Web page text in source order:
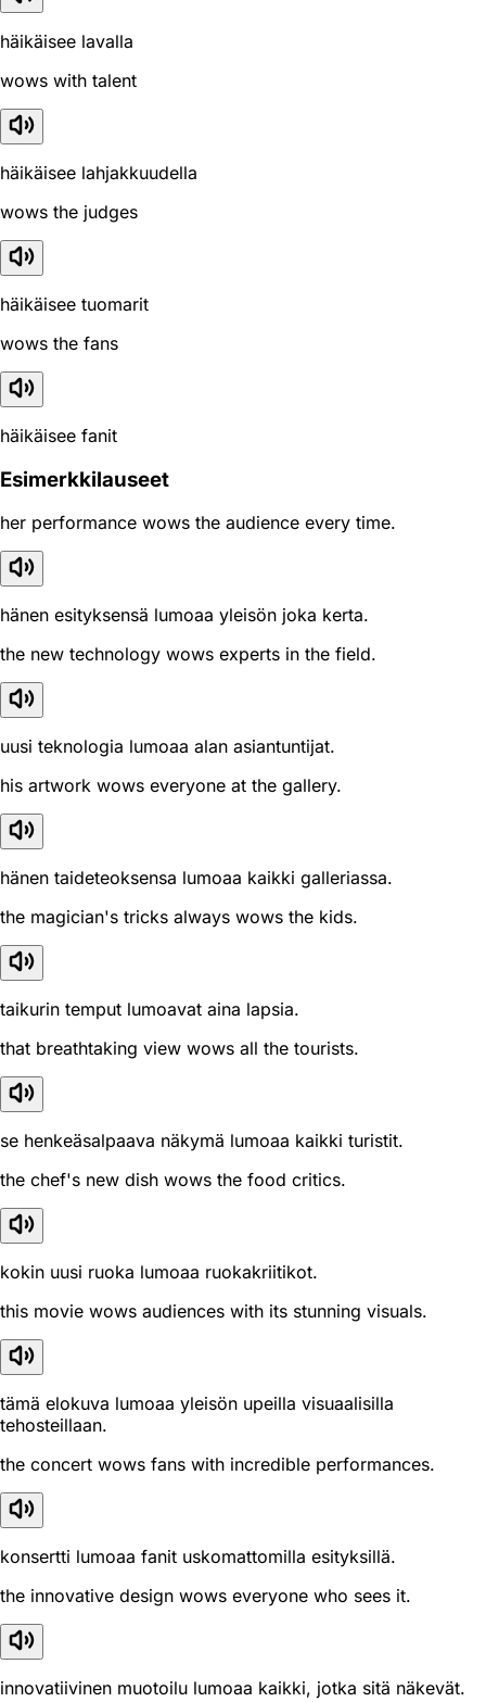
häikäisee lavalla
wows with talent
häikäisee lahjakkuudella
wows the judges
häikäisee tuomarit
wows the fans
häikäisee fanit
Esimerkkilauseet
her performance wows the audience every time.
hänen esityksensä lumoaa yleisön joka kerta.
the new technology wows experts in the field.
uusi teknologia lumoaa alan asiantuntijat.
his artwork wows everyone at the gallery.
hänen taideteoksensa lumoaa kaikki galleriassa.
the magician's tricks always wows the kids.
taikurin temput lumoavat aina lapsia.
that breathtaking view wows all the tourists.
se henkeäsalpaava näkymä lumoaa kaikki turistit.
the chef's new dish wows the food critics.
kokin uusi ruoka lumoaa ruokakriitikot.
this movie wows audiences with its stunning visuals.
tämä elokuva lumoaa yleisön upeilla visuaalisilla
tehosteillaan.
the concert wows fans with incredible performances.
konsertti lumoaa fanit uskomattomilla esityksillä.
the innovative design wows everyone who sees it.
innovatiivinen muotoilu lumoaa kaikki, jotka sitä näkevät.